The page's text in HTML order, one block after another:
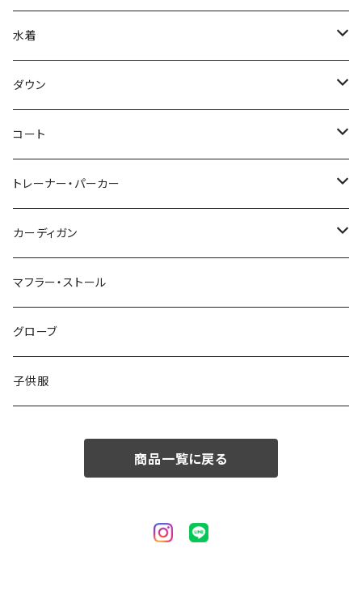
水着
～44/S
46/M
48/L
50/XL～
ダウン
～44/S
46/M
48/L
50/XL～
コート
～44/S
46/M
48/L
50/XL～
トレーナー・パーカー
～44/S
46/M
48/L
50/XL～
カーディガン
～44/S
46/M
48/L
マフラー・ストール
グローブ
子供服
商品一覧に戻る